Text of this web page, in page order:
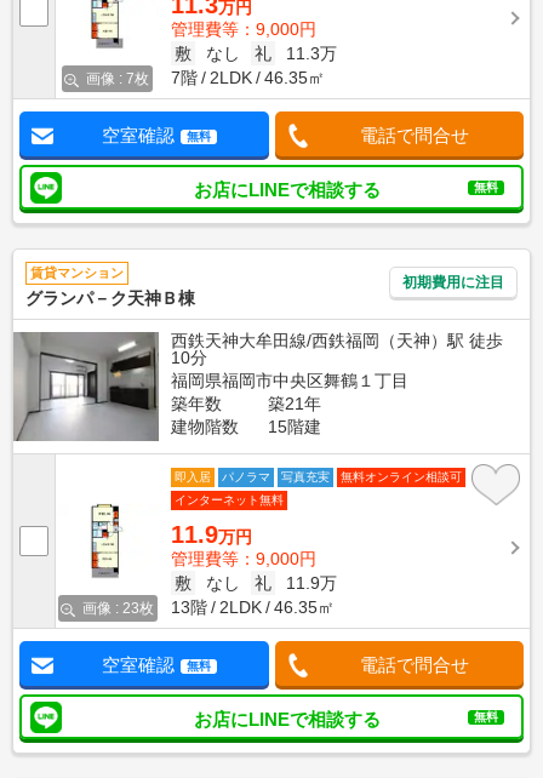
画像 : 7枚
万円
管理費等：9,000円
敷
なし 礼
11.3万
7階
2LDK 46.35㎡
空室確認 無料 電話で問合せ
お店にLINEで相談する 無料
賃貸マンション
グランパ－ク天神Ｂ棟
初期費用に注目
西鉄天神大牟田線/西鉄福岡（天神）駅 徒歩
10分
福岡県福岡市中央区舞鶴１丁目
築年数
築21年
建物階数
15階建
画像 : 23枚
即入居 パノラマ 写真充実
無料オンライン相談可
インターネット無料
11.9万円
管理費等：9,000円
敷
なし 礼
11.9万
13階
2LDK 46.35㎡
空室確認 無料 電話で問合せ
お店にLINEで相談する 無料